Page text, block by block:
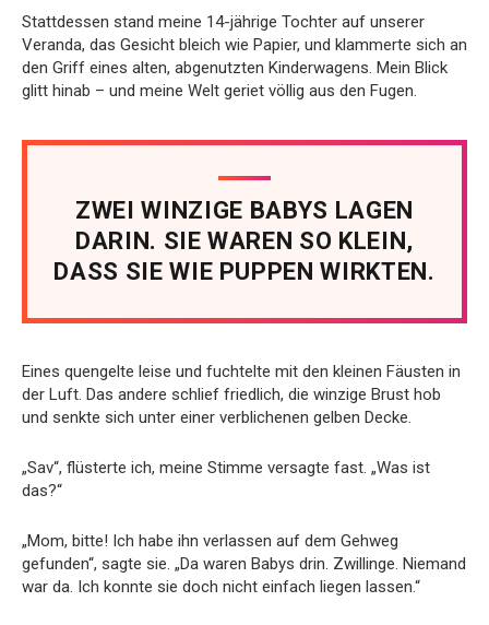
Stattdessen stand meine 14-jährige Tochter auf unserer
Veranda, das Gesicht bleich wie Papier, und klammerte sich an
den Griff eines alten, abgenutzten Kinderwagens. Mein Blick
glitt hinab – und meine Welt geriet völlig aus den Fugen.
ZWEI WINZIGE BABYS LAGEN
DARIN. SIE WAREN SO KLEIN,
DASS SIE WIE PUPPEN WIRKTEN.
Eines quengelte leise und fuchtelte mit den kleinen Fäusten in
der Luft. Das andere schlief friedlich, die winzige Brust hob
und senkte sich unter einer verblichenen gelben Decke.
„Sav“, flüsterte ich, meine Stimme versagte fast. „Was ist
das?“
„Mom, bitte! Ich habe ihn verlassen auf dem Gehweg
gefunden“, sagte sie. „Da waren Babys drin. Zwillinge. Niemand
war da. Ich konnte sie doch nicht einfach liegen lassen.“